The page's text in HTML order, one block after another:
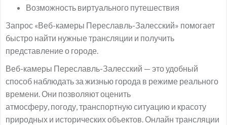
Возможность виртуального путешествия
Запрос «Веб-камеры Переславль-Залесский» помогает
быстро найти нужные трансляции и получить
представление о городе.
Веб-камеры Переславль-Залесский — это удобный
способ наблюдать за жизнью города в режиме реального
времени. Они позволяют оценить
атмосферу, погоду, транспортную ситуацию и красоту
природных и исторических объектов. Онлайн трансляции